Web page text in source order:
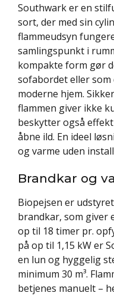
Southwark er en
sort, der med sin
flammeudsyn
samlingspunkt i
kompakte form gør
sofabordet eller
moderne hjem.
flammen giver ikke
beskytter også
åbne ild. En ideel
og varme uden
Brandkar og
Biopejsen er
brandkar, som giver
op til 18 timer pr.
på op til 1,15 kW er
en lun og hyggelig
minimum 30 m³.
betjenes manuelt –